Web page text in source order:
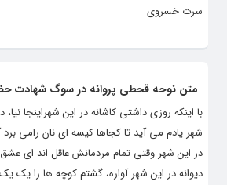
سرت خسروی
متن نوحه قحطی پروانه در سوگ شهادت
با اینکه روزی داشتی کاشانه در این شهراینجا نیا،
شهر یادم می آید تا کجاها کیسه ای نان رامی
در این شهر وقتی تمام مردمانش عاقل اند ای
دیوانه در این شهر آواره، گشتم کوچه ها را یک